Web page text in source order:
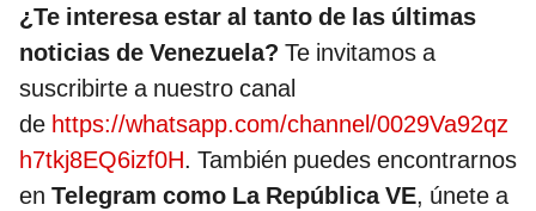
¿Te interesa estar al tanto de las últimas
noticias de Venezuela? Te invitamos a
suscribirte a nuestro canal
de https://whatsapp.com/channel/0029Va92qz
h7tkj8EQ6izf0H. También puedes encontrarnos
en Telegram como La República VE, únete a